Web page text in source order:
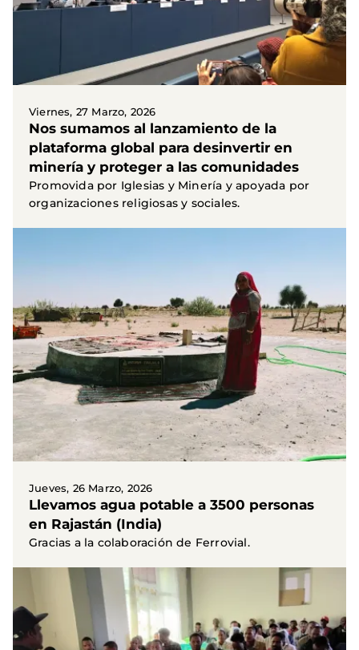
Viernes, 27 Marzo, 2026
Nos sumamos al lanzamiento de la
plataforma global para desinvertir en
minería y proteger a las comunidades
Promovida por Iglesias y Minería y apoyada por
organizaciones religiosas y sociales.
Jueves, 26 Marzo, 2026
Llevamos agua potable a 3500 personas
en Rajastán (India)
Gracias a la colaboración de Ferrovial.